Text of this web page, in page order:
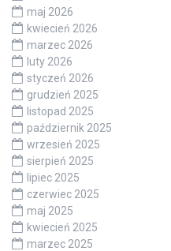
maj 2026
kwiecień 2026
marzec 2026
luty 2026
styczeń 2026
grudzień 2025
listopad 2025
październik 2025
wrzesień 2025
sierpień 2025
lipiec 2025
czerwiec 2025
maj 2025
kwiecień 2025
marzec 2025